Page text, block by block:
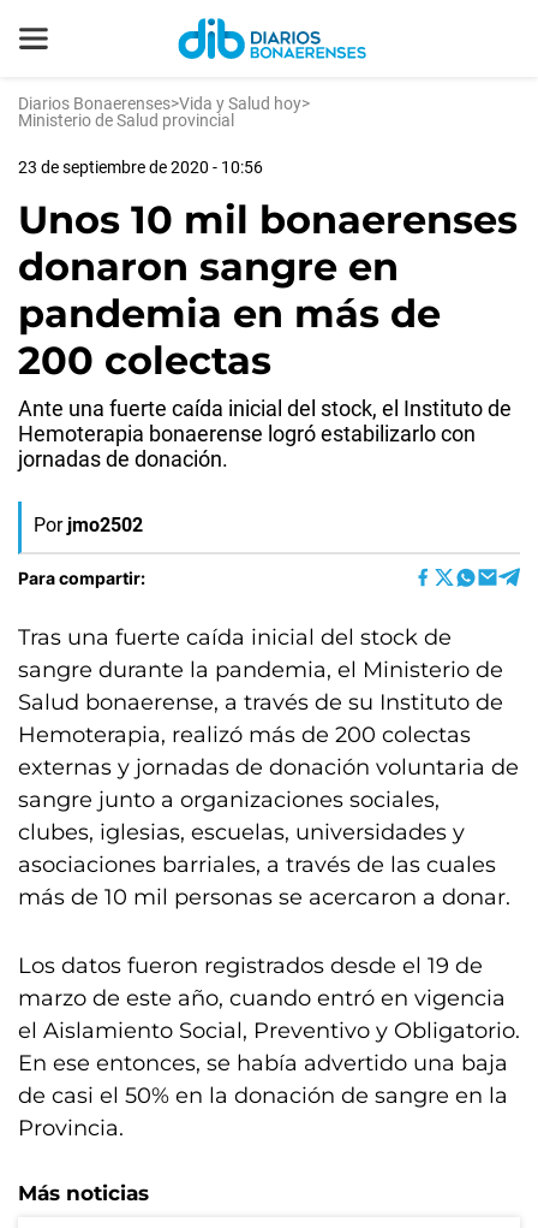
Diarios Bonaerenses>Vida y Salud hoy>
Ministerio de Salud provincial
23 de septiembre de 2020 - 10:56
Unos 10 mil bonaerenses
donaron sangre en
pandemia en más de
200 colectas
Ante una fuerte caída inicial del stock, el Instituto de
Hemoterapia bonaerense logró estabilizarlo con
jornadas de donación.
Por jmo2502
Para compartir:
Tras una fuerte caída inicial del stock de
sangre durante la pandemia, el Ministerio de
Salud bonaerense, a través de su Instituto de
Hemoterapia, realizó más de 200 colectas
externas y jornadas de donación voluntaria de
sangre junto a organizaciones sociales,
clubes, iglesias, escuelas, universidades y
asociaciones barriales, a través de las cuales
más de 10 mil personas se acercaron a donar.
Los datos fueron registrados desde el 19 de
marzo de este año, cuando entró en vigencia
el Aislamiento Social, Preventivo y Obligatorio.
En ese entonces, se había advertido una baja
de casi el 50% en la donación de sangre en la
Provincia.
Más noticias